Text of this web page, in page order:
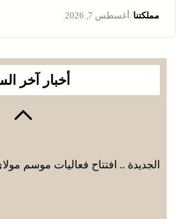
مملكتنا/أغسطس 7, 2026
أخبار آخر
الجديدة .. افتتاح فعاليات موسم